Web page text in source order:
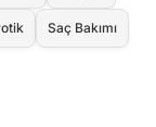
Saç Bakımı